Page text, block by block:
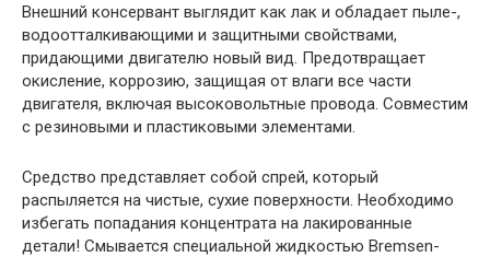
Внешний консервант выглядит как лак и обладает пыле-,
водоотталкивающими и защитными свойствами,
придающими двигателю новый вид. Предотвращает
окисление, коррозию, защищая от влаги все части
двигателя, включая высоковольтные провода. Совместим
с резиновыми и пластиковыми элементами.
Средство представляет собой спрей, который
распыляется на чистые, сухие поверхности. Необходимо
избегать попадания концентрата на лакированные
детали! Смывается специальной жидкостью Bremsen-